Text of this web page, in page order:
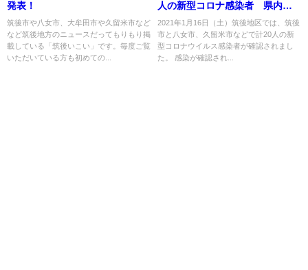
発表！
筑後市や八女市、大牟田市や久留米市など
など筑後地方のニュースだってもりもり掲
載している「筑後いこい」です。毎度ご覧
いただいている方も初めての...
人の新型コロナ感染者 県内で
は過去最多の411人【1月16日】
2021年1月16日（土）筑後地区では、筑後
市と八女市、久留米市などで計20人の新
型コロナウイルス感染者が確認されまし
た。 感染が確認され...